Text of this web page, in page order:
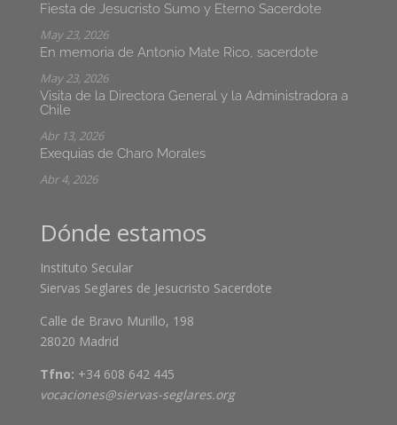
Fiesta de Jesucristo Sumo y Eterno Sacerdote
May 23, 2026
En memoria de Antonio Mate Rico, sacerdote
May 23, 2026
Visita de la Directora General y la Administradora a
Chile
Abr 13, 2026
Exequias de Charo Morales
Abr 4, 2026
Dónde estamos
Instituto Secular
Siervas Seglares de Jesucristo Sacerdote
Calle de Bravo Murillo, 198
28020 Madrid
Tfno: +34 608 642 445
vocaciones@siervas-seglares.org